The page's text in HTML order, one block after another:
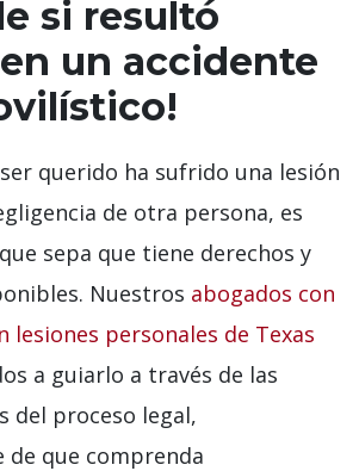
si resultó
un accidente
querido ha sufrido una lesión
de otra persona, es
sepa que tiene derechos y
Nuestros abogados con
lesiones personales de Texas
a guiarlo a través de las
del proceso legal,
de que comprenda